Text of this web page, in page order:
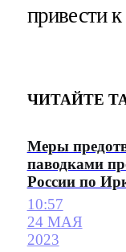
привести
ЧИТАЙТЕ
Меры
паводками
России по
10:57
24 МАЯ
2023